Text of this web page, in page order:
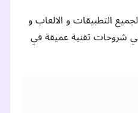
التطبيقات و الالعاب و
شروحات تقنية عميقة في